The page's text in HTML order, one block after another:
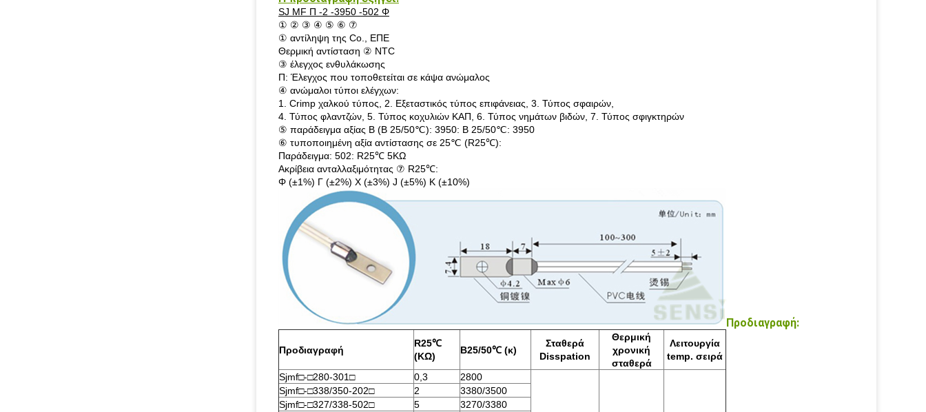
SJ MF Π -2 -3950 -502 Φ
① ② ③ ④ ⑤ ⑥ ⑦
① αντίληψη της Co., ΕΠΕ
Θερμική αντίσταση ② NTC
③ έλεγχος ενθυλάκωσης
Π: Έλεγχος που τοποθετείται σε κάψα ανώμαλος
④ ανώμαλοι τύποι ελέγχων:
1. Crimp χαλκού τύπος, 2. Εξεταστικός τύπος επιφάνειας, 3. Τύπος σφαιρών,
4. Τύπος φλαντζών, 5. Τύπος κοχυλιών ΚΑΠ, 6. Τύπος νημάτων βιδών, 7. Τύπος σφιγκτηρών
⑤ παράδειγμα αξίας Β (Β 25/50℃): 3950: Β 25/50℃: 3950
⑥ τυποποιημένη αξία αντίστασης σε 25℃ (R25℃):
Παράδειγμα: 502: R25℃ 5KΩ
Ακρίβεια ανταλλαξιμότητας ⑦ R25℃:
Φ (±1%) Γ (±2%) Χ (±3%) J (±5%) Κ (±10%)
Προδιαγραφή:
Προδιαγραφή
R25℃
(KΩ)
B25/50℃ (κ)
Σταθερά
Disspation
Θερμική
χρονική
σταθερά
Λειτουργία
temp. σειρά
Sjmf□-□280-301□
0,3 2800
Sjmf□-□338/350-202□ 2
3380/3500
Sjmf□-□327/338-502□
5
3270/3380